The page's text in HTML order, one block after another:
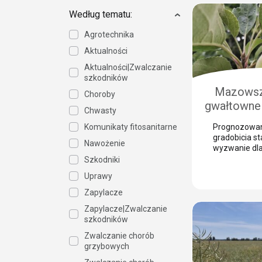
Według tematu:
Agrotechnika
Aktualności
Aktualności|Zwalczanie
szkodników
Choroby
Chwasty
Komunikaty fitosanitarne
Nawożenie
Szkodniki
Uprawy
Zapylacze
Zapylacze|Zwalczanie
szkodników
Zwalczanie chorób
grzybowych
bramą dla
szkodniki,
jesieni.
wyjaśnia, […]
gradobicia
wyzwanie
kluczem do
strat jest
takim
patogenów
przed
Justyna